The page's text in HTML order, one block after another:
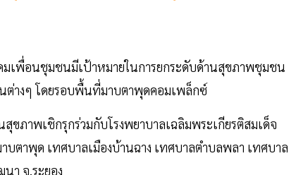
เพื่อนชุมชนมีเป้าหมายในการยกระดับด้านสุขภาพชุมชน
างๆ โดยรอบพื้นที่มาบตาพุดคอมเพล็กซ์
ขภาพเชิกรุกร่วมกับโรงพยาบาลเฉลิมพระเกียรติสมเด็จ
บตาพุด เทศบาลเมืองบ้านฉาง เทศบาลตำบลพลา เทศบาล
า จ.ระยอง